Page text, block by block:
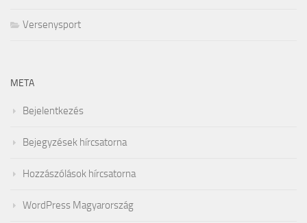
Versenysport
META
Bejelentkezés
Bejegyzések hírcsatorna
Hozzászólások hírcsatorna
WordPress Magyarország